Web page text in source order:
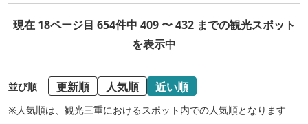
現在 18ページ目 654件中 409 〜 432 までの観光スポット
を表示中
並び順 更新順 人気順 近い順
※人気順は、観光三重におけるスポット内での人気順となります